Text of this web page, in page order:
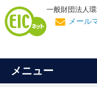
一般財団法人
メール
メニュー